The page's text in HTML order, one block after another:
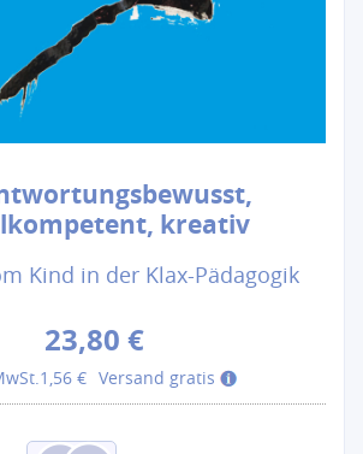
kreativ
Kind in der Klax-Pädagogik
23,80 €
1,56 € Versand gratis